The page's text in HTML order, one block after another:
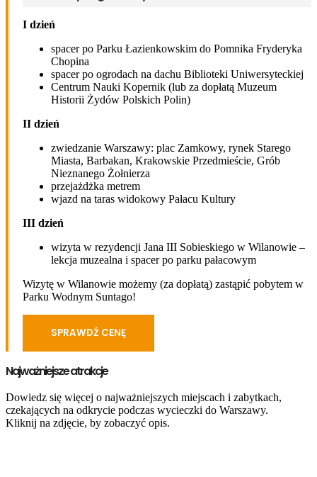
I dzień
spacer po Parku Łazienkowskim do Pomnika Fryderyka
Chopina
spacer po ogrodach na dachu Biblioteki Uniwersyteckiej
Centrum Nauki Kopernik (lub za dopłatą Muzeum
Historii Żydów Polskich Polin)
II dzień
zwiedzanie Warszawy: plac Zamkowy, rynek Starego
Miasta, Barbakan, Krakowskie Przedmieście, Grób
Nieznanego Żołnierza
przejażdżka metrem
wjazd na taras widokowy Pałacu Kultury
III dzień
wizyta w rezydencji Jana III Sobieskiego w Wilanowie –
lekcja muzealna i spacer po parku pałacowym
Wizytę w Wilanowie możemy (za dopłatą) zastąpić pobytem w
Parku Wodnym Suntago!
SPRAWDŹ CENĘ
Najważniejsze atrakcje
Dowiedz się więcej o najważniejszych miejscach i zabytkach,
czekających na odkrycie podczas wycieczki do Warszawy.
Kliknij na zdjęcie, by zobaczyć opis.